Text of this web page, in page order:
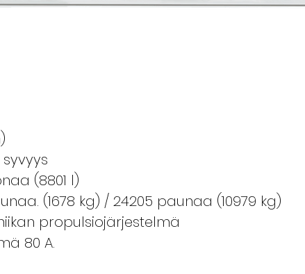
(8801 l)
(1678 kg) / 24205 paunaa (10979 kg)
propulsiojärjestelmä
80 A.